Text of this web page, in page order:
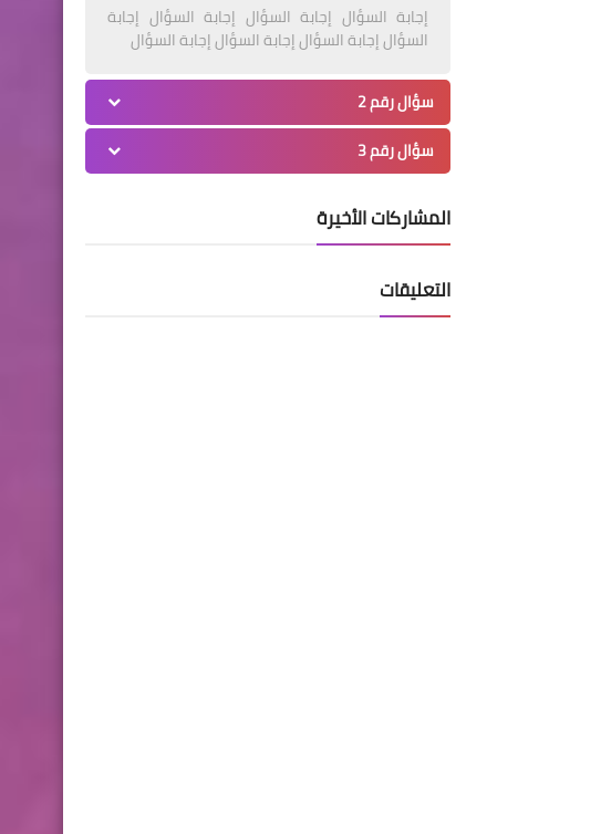
إجابة السؤال إجابة السؤال إجابة السؤال إجابة
السؤال إجابة السؤال إجابة السؤال إجابة السؤال
سؤال رقم 2
سؤال رقم 3
المشاركات الأخيرة
التعليقات